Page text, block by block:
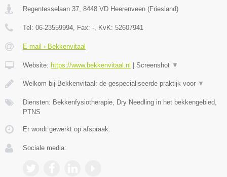
Regentesselaan 37 8448 VD Heerenveen (Friesland)
Tel: 06-23559994 , Fax: - , KvK: 52607941
E-mail › Bekkenvitaal
Website: https://www.bekkenvitaal.nl Screenshot ▼
Welkom bij Bekkenvitaal: de gespecialiseerde praktijk voor ▼
Diensten: Bekkenfysiotherapie, Dry Needling in het bekkengebied,
PTNS
Er wordt gewerkt op afspraak.
Sociale media: